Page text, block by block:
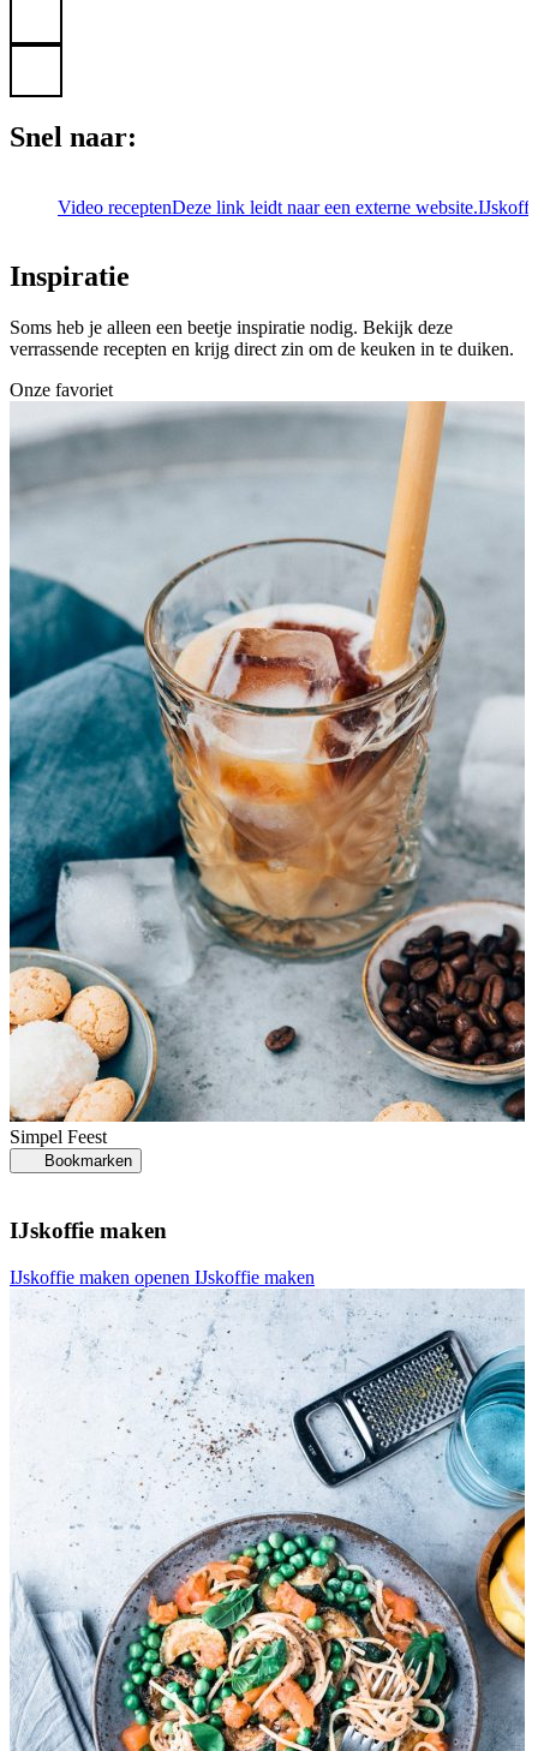
Snel naar:
Video receptenDeze link leidt naar een externe website.
Inspiratie
Soms heb je alleen een beetje inspiratie nodig. Bekijk deze
verrassende recepten en krijg direct zin om de keuken in te duiken.
Onze favoriet
Simpel Feest
Bookmarken
IJskoffie maken
IJskoffie maken openen IJskoffie maken